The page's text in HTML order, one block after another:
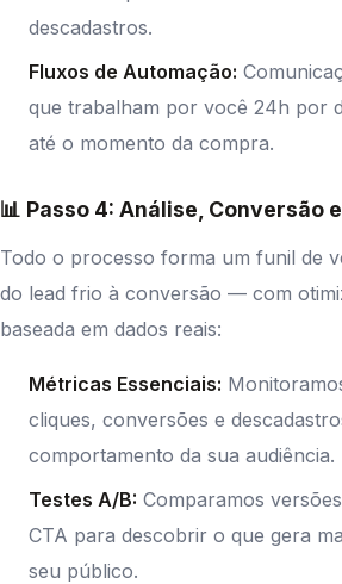
descadastros.
Fluxos de Automação:
que trabalham por você 24h por
até o momento da compra.
📊 Passo 4: Análise, Conversão
Todo o processo forma um funil de
do lead frio à conversão — com
baseada em dados reais:
Métricas Essenciais:
cliques, conversões e
comportamento da sua audiência.
Testes A/B: Comparamos
CTA para descobrir o que gera
seu público.